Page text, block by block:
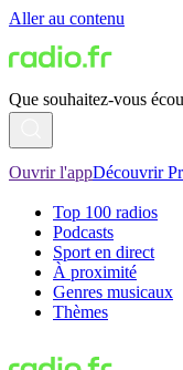
Aller au contenu
Que souhaitez-vous
Ouvrir l'appDécouvrir
Top 100 radios
Podcasts
Sport en direct
À proximité
Genres musicaux
Thèmes